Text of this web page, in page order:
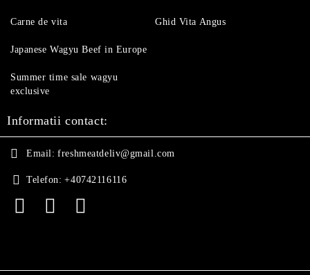
Carne de vita Ghid Vita Angus
Japanese Wagyu Beef in Europe
Summer time sale wagyu
exclusive
Informatii contact:
Email: freshmeatdeliv@gmail.com
Telefon: +40742116116